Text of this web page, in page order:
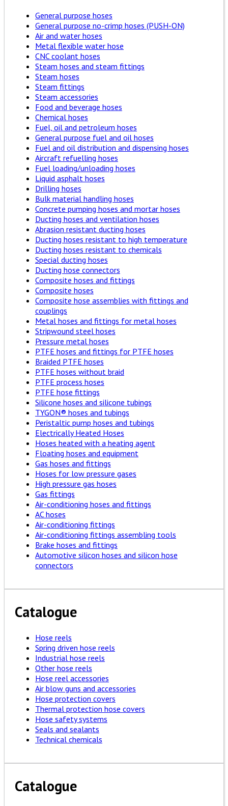
General purpose hoses
General purpose no-crimp hoses (PUSH-ON)
Air and water hoses
Metal flexible water hose
CNC coolant hoses
Steam hoses and steam fittings
Steam hoses
Steam fittings
Steam accessories
Food and beverage hoses
Chemical hoses
Fuel, oil and petroleum hoses
General purpose fuel and oil hoses
Fuel and oil distribution and dispensing hoses
Aircraft refuelling hoses
Fuel loading/unloading hoses
Liquid asphalt hoses
Drilling hoses
Bulk material handling hoses
Concrete pumping hoses and mortar hoses
Ducting hoses and ventilation hoses
Abrasion resistant ducting hoses
Ducting hoses resistant to high temperature
Ducting hoses resistant to chemicals
Special ducting hoses
Ducting hose connectors
Composite hoses and fittings
Composite hoses
Composite hose assemblies with fittings and
couplings
Metal hoses and fittings for metal hoses
Stripwound steel hoses
Pressure metal hoses
PTFE hoses and fittings for PTFE hoses
Braided PTFE hoses
PTFE hoses without braid
PTFE process hoses
PTFE hose fittings
Silicone hoses and silicone tubings
TYGON® hoses and tubings
Peristaltic pump hoses and tubings
Electrically Heated Hoses
Hoses heated with a heating agent
Floating hoses and equipment
Gas hoses and fittings
Hoses for low pressure gases
High pressure gas hoses
Gas fittings
Air-conditioning hoses and fittings
AC hoses
Air-conditioning fittings
Air-conditioning fittings assembling tools
Brake hoses and fittings
Automotive silicon hoses and silicon hose
connectors
Catalogue
Hose reels
Spring driven hose reels
Industrial hose reels
Other hose reels
Hose reel accessories
Air blow guns and accessories
Hose protection covers
Thermal protection hose covers
Hose safety systems
Seals and sealants
Technical chemicals
Catalogue